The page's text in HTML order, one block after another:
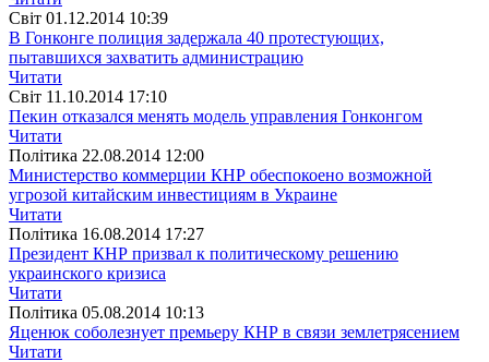
Свiт 01.12.2014 10:39
В Гонконге полиция задержала 40 протестующих,
пытавшихся захватить администрацию
Читати
Свiт 11.10.2014 17:10
Пекин отказался менять модель управления Гонконгом
Читати
Полiтика 22.08.2014 12:00
Министерство коммерции КНР обеспокоено возможной
угрозой китайским инвестициям в Украине
Читати
Полiтика 16.08.2014 17:27
Президент КНР призвал к политическому решению
украинского кризиса
Читати
Полiтика 05.08.2014 10:13
Яценюк соболезнует премьеру КНР в связи землетрясением
Читати